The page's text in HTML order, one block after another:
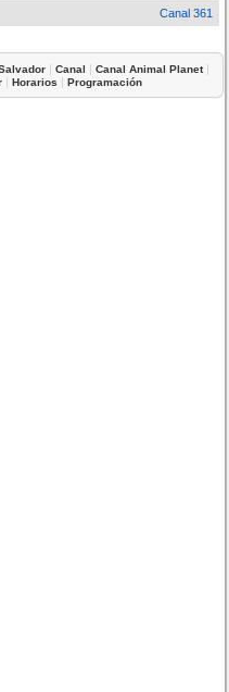
Canal 361
|Canal |Canal Animal Planet |
|Horarios |Programación